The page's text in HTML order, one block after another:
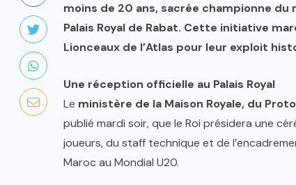
moins de 20 ans, sacrée championne
Palais Royal de Rabat. Cette initiative
Lionceaux de l’Atlas pour leur exploit
Une réception officielle au Palais Royal
Le ministère de la Maison Royale, du
publié mardi soir, que le Roi présidera une
joueurs, du staff technique et de
Maroc au Mondial U20.